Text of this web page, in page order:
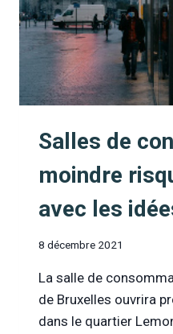
Salles de
moindre
avec les
8 décembre 2021
La salle de
de Bruxelles ouvrira
dans le quartier